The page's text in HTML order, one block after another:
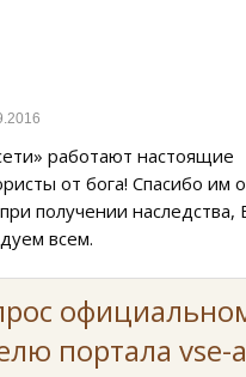
работают настоящие
от бога! Спасибо им
получении наследства,
всем.
портала vse-